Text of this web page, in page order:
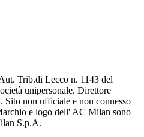
Trib.di Lecco n. 1143 del
unipersonale. Direttore
Sito non ufficiale e non connesso
e logo dell' AC Milan sono
S.p.A.